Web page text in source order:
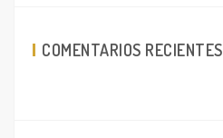
COMENTARIOS RECIENTES